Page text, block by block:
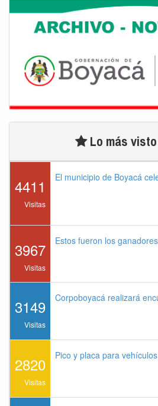
Lo más visto
4411
Visitas
El municipio de Boyacá
3967
Visitas
Estos fueron los
3149
Visitas
Corpoboyacá realizará
2820
Visitas
Pico y placa para